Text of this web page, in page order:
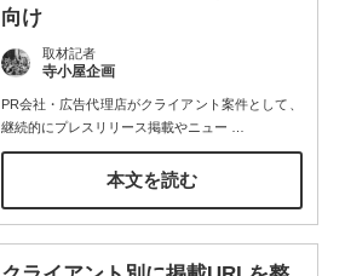
向け
取材記者
寺小屋企画
PR会社・広告代理店がクライアント案件として、
継続的にプレスリリース掲載やニュー
本文を読む